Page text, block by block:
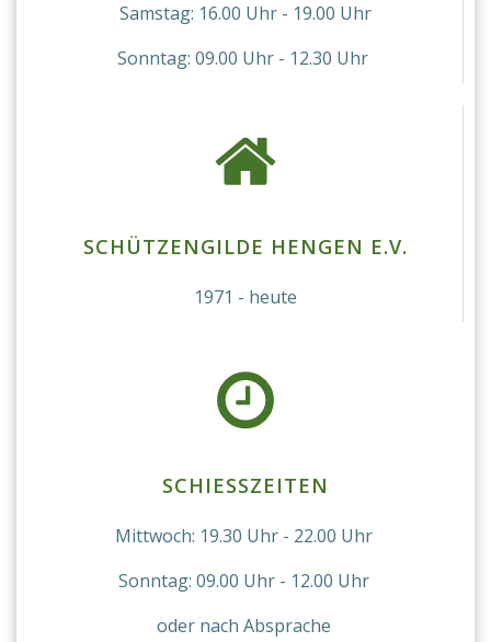
Samstag: 16.00 Uhr - 19.00 Uhr
Sonntag: 09.00 Uhr - 12.30 Uhr
SCHÜTZENGILDE HENGEN E.V.
1971 - heute
SCHIESSZEITEN
Mittwoch: 19.30 Uhr - 22.00 Uhr
Sonntag: 09.00 Uhr - 12.00 Uhr
oder nach Absprache